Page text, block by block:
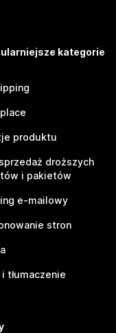
kategorie
produktu
droższych
i pakietów
e-mailowy
stron
tłumaczenie